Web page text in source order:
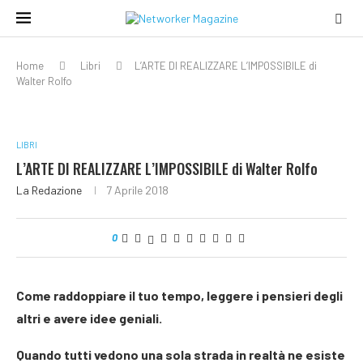
Home Libri
L’ARTE DI REALIZZARE L’IMPOSSIBILE di
Walter Rolfo
LIBRI
L’ARTE DI REALIZZARE L’IMPOSSIBILE di Walter Rolfo
La Redazione 7 Aprile 2018
0
Come raddoppiare il tuo tempo, leggere i pensieri degli
altri e avere idee geniali.
Quando tutti vedono una sola strada in realtà ne esiste